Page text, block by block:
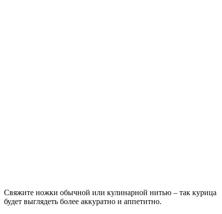
Свяжите ножки обычной или кулинарной нитью – так курица
будет выглядеть более аккуратно и аппетитно.